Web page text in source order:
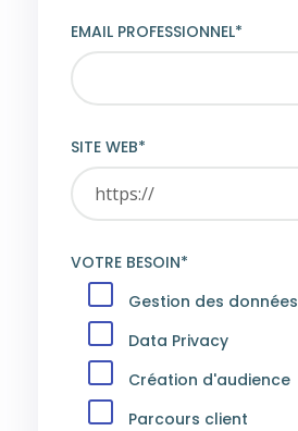
EMAIL PROFESSIONNEL*
SITE WEB*
VOTRE BESOIN*
Gestion des données
Data Privacy
Création d'audience
Parcours client